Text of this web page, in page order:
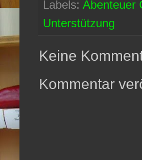
Labels: Abenteuer
Unterstützung
Keine
Kommentar